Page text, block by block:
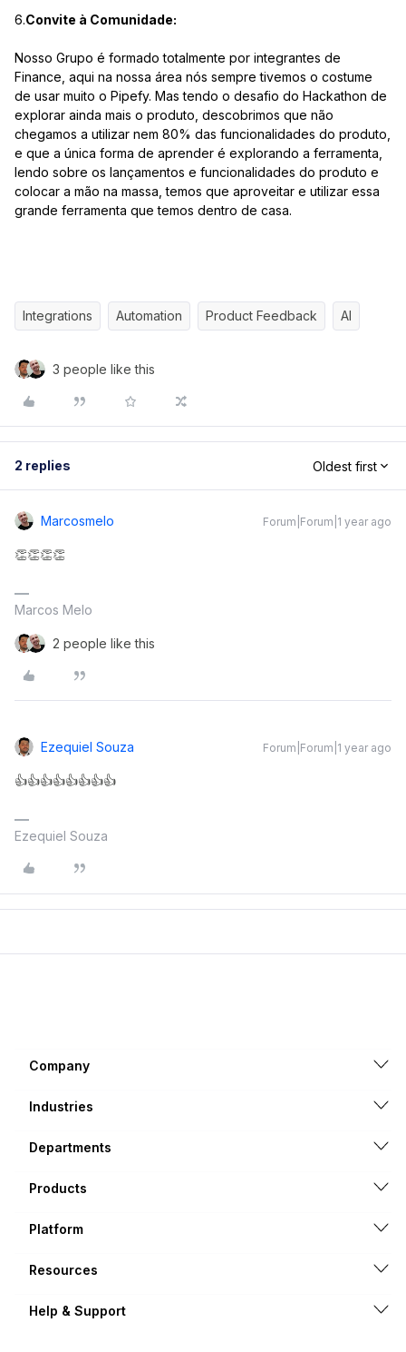
6.Convite à Comunidade:
Nosso Grupo é formado totalmente por integrantes de
Finance, aqui na nossa área nós sempre tivemos o costume
de usar muito o Pipefy. Mas tendo o desafio do Hackathon de
explorar ainda mais o produto, descobrimos que não
chegamos a utilizar nem 80% das funcionalidades do produto,
e que a única forma de aprender é explorando a ferramenta,
lendo sobre os lançamentos e funcionalidades do produto e
colocar a mão na massa, temos que aproveitar e utilizar essa
grande ferramenta que temos dentro de casa.
Integrations Automation Product Feedback AI
3 people like this
2 replies Oldest first
Marcosmelo Forum|Forum|1 year ago
👏👏👏👏
Marcos Melo
2 people like this
Ezequiel Souza Forum|Forum|1 year ago
👍👍👍👍👍👍👍👍
Ezequiel Souza
Company
Industries
Departments
Products
Platform
Resources
Help & Support